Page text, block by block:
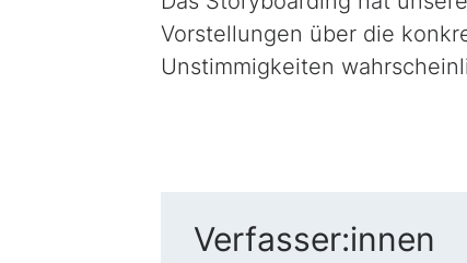
Vorstellungen über die
Unstimmigkeiten
Verfasser:innen